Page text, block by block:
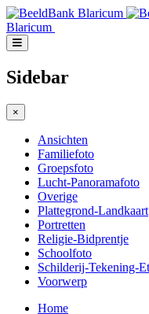
Blaricum
Sidebar
×
Ansichten
Familiefoto
Groepsfoto
Lucht-Panoramafoto
Overige
Plattegrond-Landkaart
Portretten
Religie-Bidprentje
Schoolfoto
Schilderij-Tekening-
Voorwerp
Home